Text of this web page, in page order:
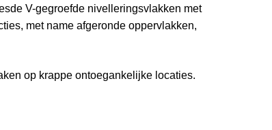
V-gegroefde nivelleringsvlakken met
met name afgeronde oppervlakken,
op krappe ontoegankelijke locaties.